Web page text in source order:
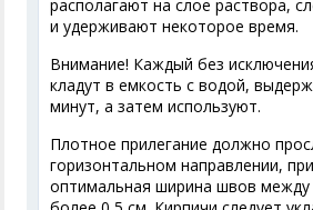
располагают на слое раствора,
и удерживают некоторое время.
Внимание! Каждый без
кладут в емкость с водой,
минут, а затем используют.
Плотное прилегание должно
горизонтальном направлении,
оптимальная ширина швов между